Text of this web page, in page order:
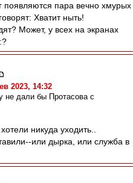
появляются пара вечно хмурых
Хватит ныть!
Может, у всех на экранах
2023, 14:32
не дали бы Протасова с
никуда уходить..
или дырка, или служба в